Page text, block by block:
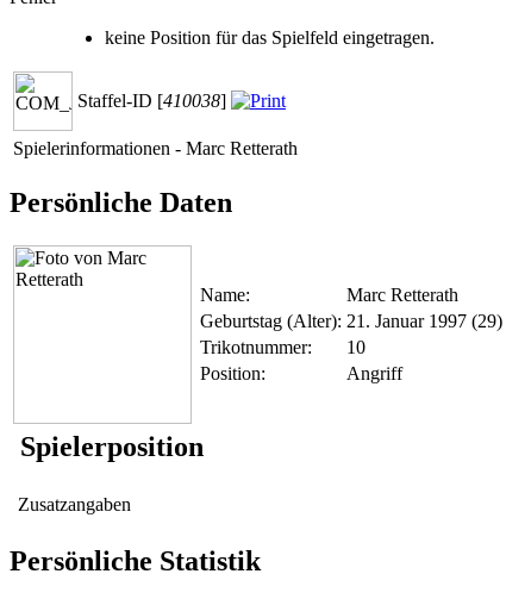
keine Position für das Spielfeld eingetragen.
Staffel-ID [410038]
Spielerinformationen - Marc Retterath
Persönliche Daten
Name:
Marc Retterath
Geburtstag (Alter): 21. Januar 1997 (29)
Trikotnummer:
10
Position:
Angriff
Spielerposition
Zusatzangaben
Persönliche Statistik